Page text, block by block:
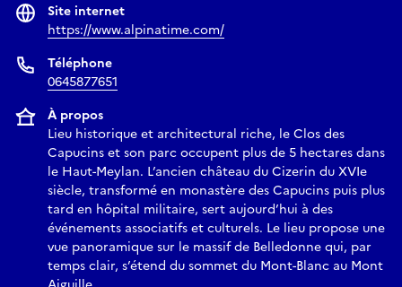
Site internet
https://www.alpinatime.com/
Téléphone
0645877651
À propos
Lieu historique et architectural riche, le Clos des
Capucins et son parc occupent plus de 5 hectares dans
le Haut-Meylan. L’ancien château du Cizerin du XVIe
siècle, transformé en monastère des Capucins puis plus
tard en hôpital militaire, sert aujourd’hui à des
événements associatifs et culturels. Le lieu propose une
vue panoramique sur le massif de Belledonne qui, par
temps clair, s’étend du sommet du Mont-Blanc au Mont